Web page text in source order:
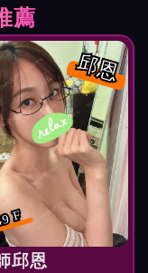
薦
邱恩
F
邱恩